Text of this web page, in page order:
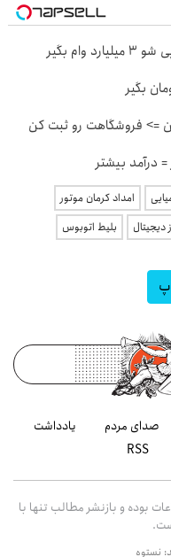
بگیر
= درآمد بیشتر
امداد کرمان موتور
دیجیتال بلیط اتوبوس
صدای مردم
یادداشت
RSS
بوده و بازنشر مطالب تنها با
نستوه